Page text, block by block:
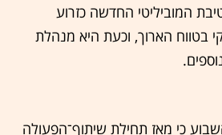
המוביליטי החדשה כזרוע
בטווח הארוך, וכעת היא מנהלת
כי מאז תחילת שיתוף־הפעולה